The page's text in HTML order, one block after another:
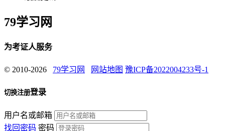
79学习网
为考证人服务
© 2010-2026 79学习网 网站地图 豫ICP备2022004233号-1
切换注册登录
用户名或邮箱
找回密码 密码